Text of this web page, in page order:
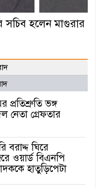
সচিব হলেন মাগুরার
প্রতিশ্রুতি ভঙ্গ
নেতা গ্রেফতার
বরাদ্দ ঘিরে
ওয়ার্ড বিএনপি
হাতুড়িপেটা